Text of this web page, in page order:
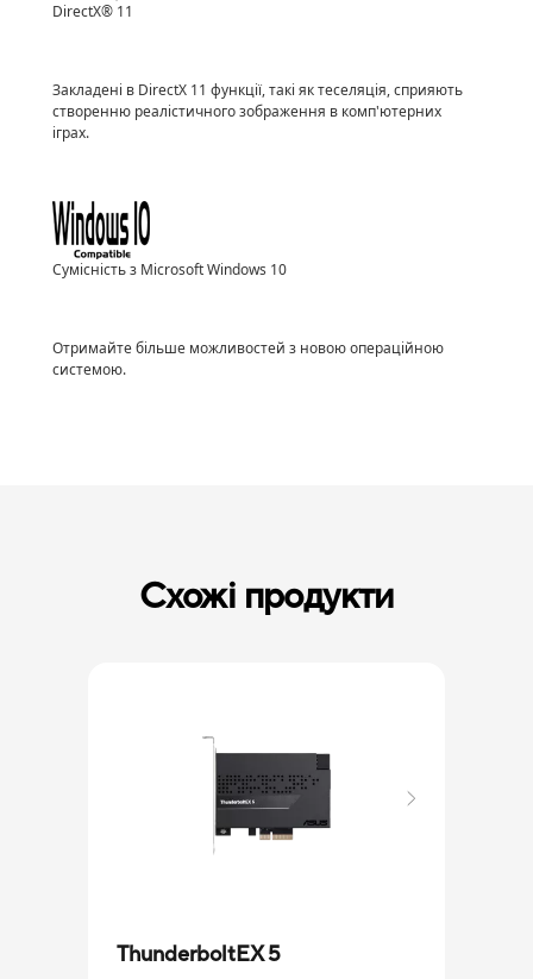
DirectX® 11
Закладені в DirectX 11 функції, такі як теселяція, сприяють
створенню реалістичного зображення в комп'ютерних
іграх.
Сумісність з Microsoft Windows 10
Отримайте більше можливостей з новою операційною
системою.
Схожі продукти
ThunderboltEX 5